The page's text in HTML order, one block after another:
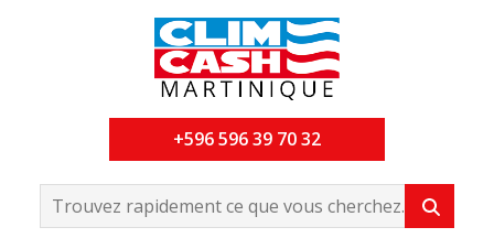
+596 596 39 70 32